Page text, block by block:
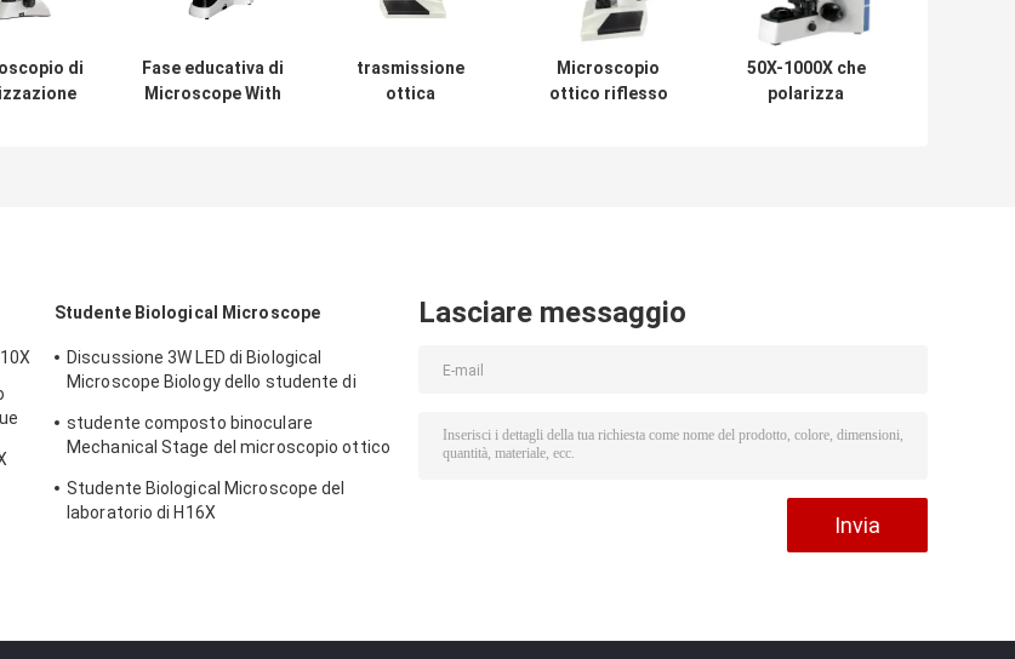
di
Fase educativa di
Microscope With
trasmissione
ottica
Microscopio
ottico riflesso
50X-1000X che
polarizza
Studente Biological Microscope
Discussione 3W LED di Biological
Microscope Biology dello studente di
studente composto binoculare
Mechanical Stage del microscopio ottico
Studente Biological Microscope del
laboratorio di H16X
Lasciare messaggio